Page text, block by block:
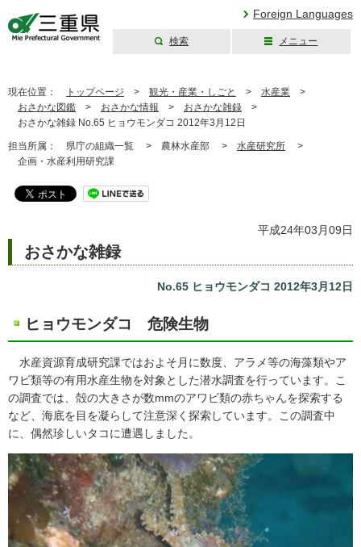
Foreign Languages
検索 メニュー
現在位置： トップページ > 観光・産業・しごと > 水産業 >
おさかな図鑑 > おさかな情報 > おさかな雑録 >
おさかな雑録 No.65 ヒョウモンダコ 2012年3月12日
担当所属： 県庁の組織一覧 > 農林水産部 > 水産研究所 >
企画・水産利用研究課
平成24年03月09日
おさかな雑録
No.65 ヒョウモンダコ 2012年3月12日
ヒョウモンダコ 危険生物
水産資源育成研究課ではおよそ月に数度、アラメ等の海藻類やア
ワビ類等の有用水産生物を対象とした潜水調査を行っています。こ
の調査では、殻の大きさが数mmのアワビ類の赤ちゃんを探索する
など、海底を目を凝らして注意深く探索しています。この調査中
に、偶然珍しいタコに遭遇しました。